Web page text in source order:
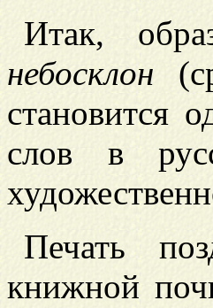
Итак,
небосклон
становится
слов в
Печать
книжной